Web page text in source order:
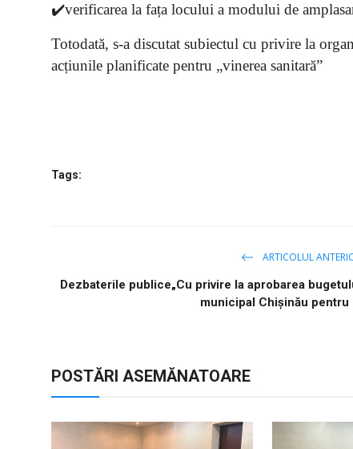
✔️verificarea la fața locului a modului de
Totodată, s-a discutat subiectul cu privire la
acțiunile planificate pentru „vinerea sanitară”
Tags:
ARTICOLUL
Dezbaterile publice„Cu privire la aprobarea
municipal Chișinău pentru
POSTĂRI ASEMĂNATOARE